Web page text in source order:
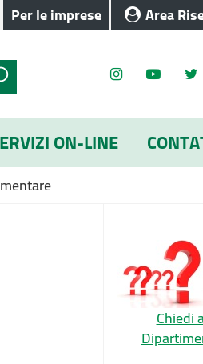
Per le imprese Area
ON-LINE
Chiedi